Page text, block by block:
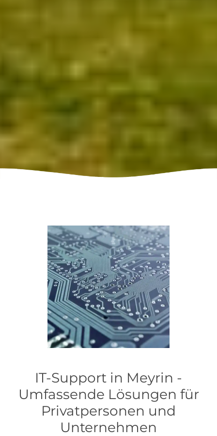
IT-Support in Meyrin -
Umfassende Lösungen für
Privatpersonen und
Unternehmen